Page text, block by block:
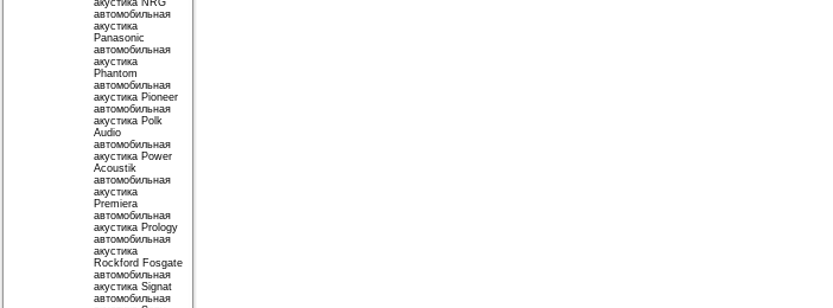
акустика NRG
автомобильная
акустика
Panasonic
автомобильная
акустика
Phantom
автомобильная
акустика Pioneer
автомобильная
акустика Polk
Audio
автомобильная
акустика Power
Acoustik
автомобильная
акустика
Premiera
автомобильная
акустика Prology
автомобильная
акустика
Rockford Fosgate
автомобильная
акустика Signat
автомобильная